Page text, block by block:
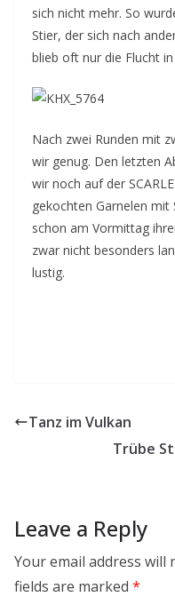
sich nicht mehr. So
Stier, der sich nach
blieb oft nur die Flucht
Nach zwei Runden mit
wir genug. Den letzten
wir noch auf der
gekochten Garnelen mit
schon am Vormittag
zwar nicht besonders
lustig.
Tanz im Vulkan
Trübe
Leave a Reply
Your email address will
fields are marked *